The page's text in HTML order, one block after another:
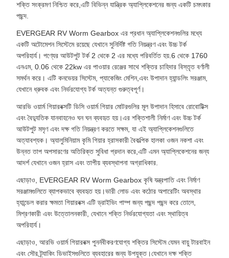
শক্তি সংক্রমণ নিশ্চিত করে,এটি বিভিন্ন যান্ত্রিক অ্যাপ্লিকেশনের জন্য একটি চমৎকার
পছন্দ.
EVERGEAR RV Worm Gearbox এর প্রধান অ্যাপ্লিকেশনগুলির মধ্যে
একটি অটোমেশন সিস্টেমে রয়েছে যেখানে সুনির্দিষ্ট গতি নিয়ন্ত্রণ এবং উচ্চ টর্ক
অপরিহার্য। পণ্যের আউটপুট টর্ক 2 থেকে 2 এর মধ্যে পরিবর্তিত হয়.6 থেকে 1760
এনএম, 0.06 থেকে 22kw এর পাওয়ার রেঞ্জের সাথে শক্তির চাহিদার বিস্তৃত বর্ণালী
সমর্থন করে। এটি কনভেয়র সিস্টেম, প্যাকেজিং মেশিন,এবং উপাদান হ্যান্ডলিং সরঞ্জাম,
যেখানে ধ্রুবক এবং নির্ভরযোগ্য টর্ক অত্যন্ত গুরুত্বপূর্ণ।
আরভি ওয়ার্ম গিয়ারবক্সটি ডিসি ওয়ার্ম গিয়ার মোটরগুলির মূল উপাদান হিসাবে রোবোটিক্স
এবং বৈদ্যুতিক যানবাহনেও ঘন ঘন ব্যবহৃত হয়।এর শক্তিশালী নির্মাণ এবং উচ্চ টর্ক
আউটপুট মসৃণ এবং দক্ষ গতি নিয়ন্ত্রণ করতে সক্ষম, যা এই অ্যাপ্লিকেশনগুলিতে
অত্যাবশ্যক। অ্যালুমিনিয়াম কৃমি গিয়ার হ্রাসকারী বৈকল্পিক হালকা ওজন নকশা এবং
উন্নত তাপ অপসারণের অতিরিক্ত সুবিধা প্রদান করে,এটি এমন অ্যাপ্লিকেশনের জন্য
আদর্শ যেখানে ওজন হ্রাস এবং তাপীয় ব্যবস্থাপনা অগ্রাধিকার.
এছাড়াও, EVERGEAR RV Worm Gearbox কৃষি যন্ত্রপাতি এবং নির্মাণ
সরঞ্জামগুলিতে ব্যাপকভাবে ব্যবহৃত হয়।ভারী লোড এবং কঠোর অপারেটিং অবস্থার
হ্যান্ডেল করার ক্ষমতা গিয়ারবক্স এটি ড্রাইভিং পাম্প জন্য পছন্দ পছন্দ করে তোলে,
মিশ্রণকারী এবং উত্তোলনকারী, যেখানে শক্তি নির্ভরযোগ্যতা এবং স্থায়িত্ব
অপরিহার্য।
এছাড়াও, আরভি ওয়ার্ম গিয়ারবক্স পুনর্নবীকরণযোগ্য শক্তির সিস্টেম যেমন বায়ু টারবাইন
এবং সৌর ট্র্যাকিং ডিভাইসগুলিতে ব্যবহারের জন্য উপযুক্ত।যেখানে দক্ষ শক্তি